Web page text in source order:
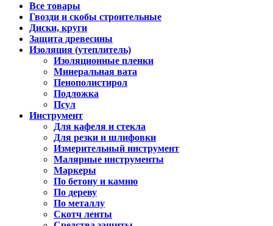
Все товары
Гвозди и скобы строительные
Диски, круги
Защита древесины
Изоляция (утеплитель)
Изоляционные пленки
Минеральная вата
Пенополистирол
Подложка
Псул
Инструмент
Для кафеля и стекла
Для резки и шлифовки
Измерительный инструмент
Малярные инструменты
Маркеры
По бетону и камню
По дереву
По металлу
Скотч ленты